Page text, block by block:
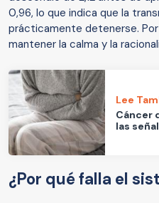
0,96, lo que indica que la
prácticamente detenerse.
mantener la calma y la
Lee
Cáncer
las
¿Por qué falla el